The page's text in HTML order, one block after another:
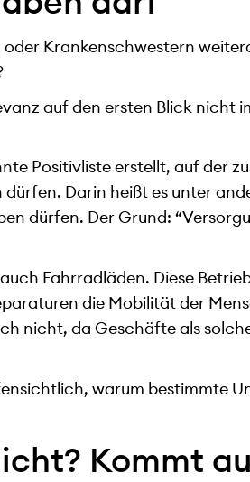
Krankenschwestern
auf den ersten Blick nicht
Positivliste erstellt, auf der
Darin heißt es unter
dürfen. Der Grund:
Fahrradläden. Diese
die Mobilität der
nicht, da Geschäfte als
warum bestimmte
Kommt